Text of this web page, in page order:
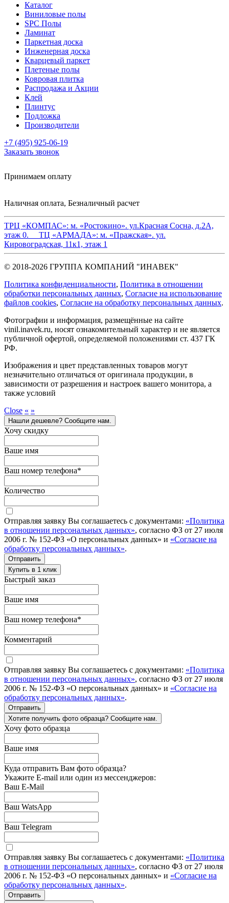
Каталог
Виниловые полы
SPC Полы
Ламинат
Паркетная доска
Инженерная доска
Кварцевый паркет
Плетеные полы
Ковровая плитка
Распродажа и Акции
Клей
Плинтус
Подложка
Производители
+7 (495) 925-06-19
Заказать звонок
Принимаем оплату
Наличная оплата, Безналичный расчет
ТРЦ «КОМПАС»: м. «Ростокино». ул.Красная Сосна, д.2А,
этаж 0. ТЦ «АРМАДА»: м. «Пражская». ул.
Кировоградская, 11к1, этаж 1
© 2018-2026 ГРУППА КОМПАНИЙ "ИНАВЕК"
Политика конфиденциальности, Политика в отношении
обработки персональных данных, Cогласие на использование
файлов cookies, Согласие на обработку персональных данных.
Фотографии и информация, размещённые на сайте
vinil.inavek.ru, носят ознакомительный характер и не является
публичной офертой, определяемой положениями ст. 437 ГК
РФ.
Изображения и цвет представленных товаров могут
незначительно отличаться от оригинала продукции, в
зависимости от разрешения и настроек вашего монитора, а
также условий
Close « »
Нашли дешевле? Сообщите нам.
Хочу скидку
Ваше имя
Ваш номер телефона*
Количество
Отправляя заявку Вы соглашаетесь с документами: «Политика
в отношении персональных данных», согласно ФЗ от 27 июля
2006 г. № 152-ФЗ «О персональных данных» и «Согласие на
обработку персональных данных».
Отправить
Купить в 1 клик
Быстрый заказ
Ваше имя
Ваш номер телефона*
Комментарий
Отправляя заявку Вы соглашаетесь с документами: «Политика
в отношении персональных данных», согласно ФЗ от 27 июля
2006 г. № 152-ФЗ «О персональных данных» и «Согласие на
обработку персональных данных».
Отправить
Хотите получить фото образца? Сообщите нам.
Хочу фото образца
Ваше имя
Куда отправить Вам фото образца?
Укажите E-mail или один из мессенджеров:
Ваш E-Mail
Ваш WatsApp
Ваш Telegram
Отправляя заявку Вы соглашаетесь с документами: «Политика
в отношении персональных данных», согласно ФЗ от 27 июля
2006 г. № 152-ФЗ «О персональных данных» и «Согласие на
обработку персональных данных».
Отправить